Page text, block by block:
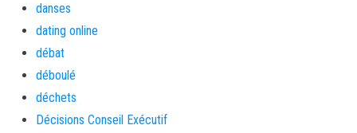
danses
dating online
débat
déboulé
déchets
Décisions Conseil Exécutif